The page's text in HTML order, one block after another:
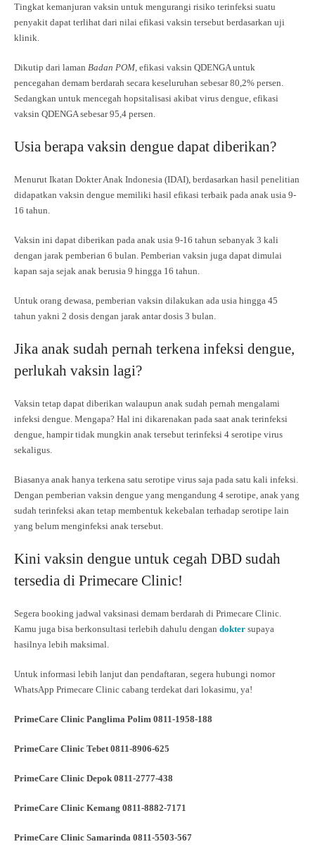
Tingkat kemanjuran vaksin untuk mengurangi risiko terinfeksi suatu
penyakit dapat terlihat dari nilai efikasi vaksin tersebut berdasarkan uji
klinik.
Dikutip dari laman Badan POM, efikasi vaksin QDENGA untuk
pencegahan demam berdarah secara keseluruhan sebesar 80,2% persen.
Sedangkan untuk mencegah hopsitalisasi akibat virus dengue, efikasi
vaksin QDENGA sebesar 95,4 persen.
Usia berapa vaksin dengue dapat diberikan?
Menurut Ikatan Dokter Anak Indonesia (IDAI), berdasarkan hasil penelitian
didapatkan vaksin dengue memiliki hasil efikasi terbaik pada anak usia 9-
16 tahun.
Vaksin ini dapat diberikan pada anak usia 9-16 tahun sebanyak 3 kali
dengan jarak pemberian 6 bulan. Pemberian vaksin juga dapat dimulai
kapan saja sejak anak berusia 9 hingga 16 tahun.
Untuk orang dewasa, pemberian vaksin dilakukan ada usia hingga 45
tahun yakni 2 dosis dengan jarak antar dosis 3 bulan.
Jika anak sudah pernah terkena infeksi dengue,
perlukah vaksin lagi?
Vaksin tetap dapat diberikan walaupun anak sudah pernah mengalami
infeksi dengue. Mengapa? Hal ini dikarenakan pada saat anak terinfeksi
dengue, hampir tidak mungkin anak tersebut terinfeksi 4 serotipe virus
sekaligus.
Biasanya anak hanya terkena satu serotipe virus saja pada satu kali infeksi.
Dengan pemberian vaksin dengue yang mengandung 4 serotipe, anak yang
sudah terinfeksi akan tetap membentuk kekebalan terhadap serotipe lain
yang belum menginfeksi anak tersebut.
Kini vaksin dengue untuk cegah DBD sudah
tersedia di Primecare Clinic!
Segera booking jadwal vaksinasi demam berdarah di Primecare Clinic.
Kamu juga bisa berkonsultasi terlebih dahulu dengan dokter supaya
hasilnya lebih maksimal.
Untuk informasi lebih lanjut dan pendaftaran, segera hubungi nomor
WhatsApp Primecare Clinic cabang terdekat dari lokasimu, ya!
PrimeCare Clinic Panglima Polim 0811-1958-188
PrimeCare Clinic Tebet 0811-8906-625
PrimeCare Clinic Depok 0811-2777-438
PrimeCare Clinic Kemang 0811-8882-7171
PrimeCare Clinic Samarinda 0811-5503-567